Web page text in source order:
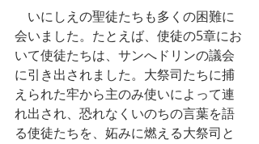
いにしえの聖徒たちも多くの困難に
会いました。たとえば、使徒の5章にお
いて使徒たちは、サンへドリンの議会
に引き出されました。大祭司たちに捕
えられた牢から主のみ使いによって連
れ出され、恐れなくいのちの言葉を語
る使徒たちを、妬みに燃える大祭司と